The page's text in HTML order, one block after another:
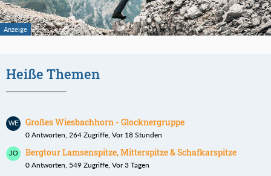
Heiße Themen
Großes Wiesbachhorn - Glocknergruppe
0 Antworten, 264 Zugriffe, Vor 18 Stunden
Bergtour Lamsenspitze, Mitterspitze & Schafkarspitze
0 Antworten, 549 Zugriffe, Vor 3 Tagen